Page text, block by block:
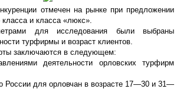
отмечен на рынке при предложении
класса и класса «люкс».
для исследования были выбраны
турфирмы и возраст клиентов.
заключаются в следующем:
деятельности орловских турфирм
России для орловчан в возрасте 17—30 и 31—